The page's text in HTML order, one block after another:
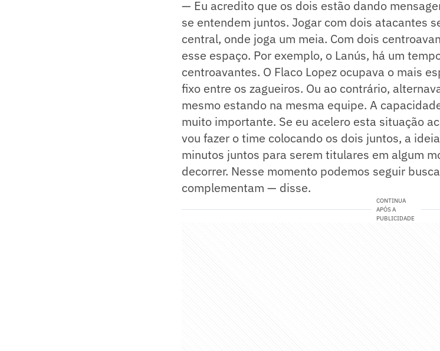
— Eu acredito que os dois estão dando
se entendem juntos. Jogar com dois atacantes
central, onde joga um meia. Com dois
esse espaço. Por exemplo, o Lanús, há um
centroavantes. O Flaco Lopez ocupava o mais
fixo entre os zagueiros. Ou ao contrário,
mesmo estando na mesma equipe. A
muito importante. Se eu acelero esta situação
vou fazer o time colocando os dois juntos, a
minutos juntos para serem titulares em algum
decorrer. Nesse momento podemos seguir
complementam — disse.
CONTINUA
APÓS A
PUBLICIDADE